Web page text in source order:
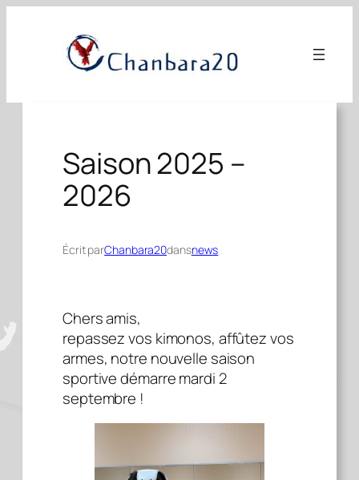
Saison 2025 –
2026
Écrit parChanbara20dansnews
Chers amis,
repassez vos kimonos, affûtez vos
armes, notre nouvelle saison
sportive démarre mardi 2
septembre !